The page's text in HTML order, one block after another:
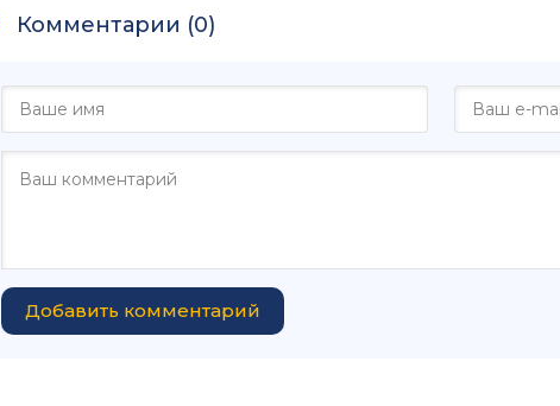
Комментарии (0)
Добавить комментарий